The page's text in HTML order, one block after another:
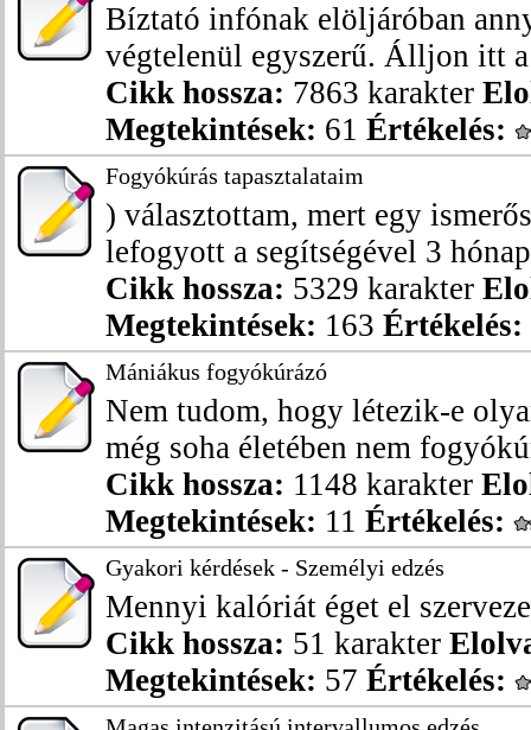
Bíztató infónak elöljáróban
végtelenül egyszerű. Álljon itt
Cikk hossza: 7863 karakter
Megtekintések: 61 Értékelés:
Fogyókúrás tapasztalataim
) választottam, mert egy
lefogyott a segítségével 3
Cikk hossza: 5329 karakter
Megtekintések: 163 Értékelés:
Mániákus fogyókúrázó
Nem tudom, hogy létezik-e
még soha életében nem
Cikk hossza: 1148 karakter
Megtekintések: 11 Értékelés:
Gyakori kérdések - Személyi edzés
Mennyi kalóriát éget el
Cikk hossza: 51 karakter
Megtekintések: 57 Értékelés: